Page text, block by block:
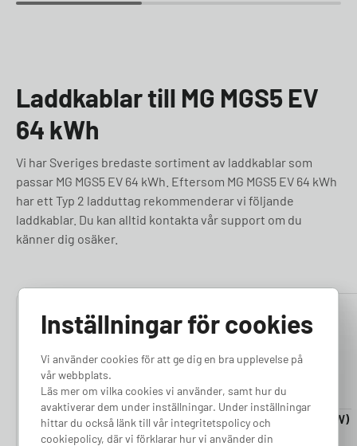
Laddkablar till MG MGS5 EV
64 kWh
Vi har Sveriges bredaste sortiment av laddkablar som
passar MG MGS5 EV 64 kWh. Eftersom MG MGS5 EV 64 kWh
har ett Typ 2 ladduttag rekommenderar vi följande
laddkablar. Du kan alltid kontakta vår support om du
känner dig osäker.
4.76
Laddkabel 5-20m (11kW)
Finns i lager
Laddkabel 5-20m (22kW)
Finns i lager
Inställningar för cookies
Vi använder cookies för att ge dig en bra upplevelse på
vår webbplats.
Läs mer om vilka cookies vi använder, samt hur du
avaktiverar dem under inställningar. Under inställningar
hittar du också länk till vår integritetspolicy och
cookiepolicy, där vi förklarar hur vi använder din